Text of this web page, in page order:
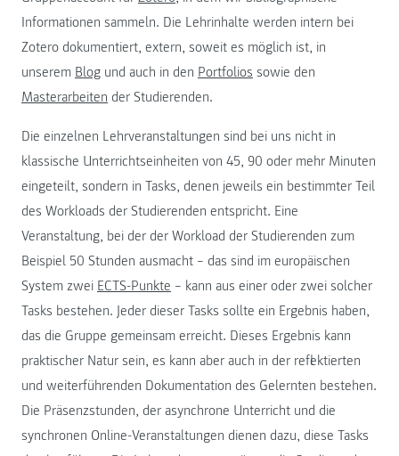
Informationen sammeln. Die Lehrinhalte werden intern bei
Zotero dokumentiert, extern, soweit es möglich ist, in
unserem Blog und auch in den Portfolios sowie den
Masterarbeiten der Studierenden.
Die einzelnen Lehrveranstaltungen sind bei uns nicht in
klassische Unterrichtseinheiten von 45, 90 oder mehr Minuten
eingeteilt, sondern in Tasks, denen jeweils ein bestimmter Teil
des Workloads der Studierenden entspricht. Eine
Veranstaltung, bei der der Workload der Studierenden zum
Beispiel 50 Stunden ausmacht – das sind im europäischen
System zwei ECTS-Punkte – kann aus einer oder zwei solcher
Tasks bestehen. Jeder dieser Tasks sollte ein Ergebnis haben,
das die Gruppe gemeinsam erreicht. Dieses Ergebnis kann
praktischer Natur sein, es kann aber auch in der reflektierten
und weiterführenden Dokumentation des Gelernten bestehen.
Die Präsenzstunden, der asynchrone Unterricht und die
synchronen Online-Veranstaltungen dienen dazu, diese Tasks